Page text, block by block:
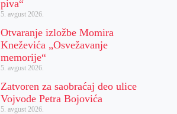
piva“
5. avgust 2026.
Otvaranje izložbe Momira
Kneževića „Osvežavanje
memorije“
5. avgust 2026.
Zatvoren za saobraćaj deo ulice
Vojvode Petra Bojovića
5. avgust 2026.